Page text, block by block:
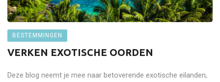
BESTEMMINGEN
VERKEN EXOTISCHE OORDEN
Deze blog neemt je mee naar betoverende exotische eilanden,